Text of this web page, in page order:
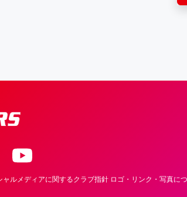
ャルメディアに関するクラブ指針 ロゴ・リンク・写真に